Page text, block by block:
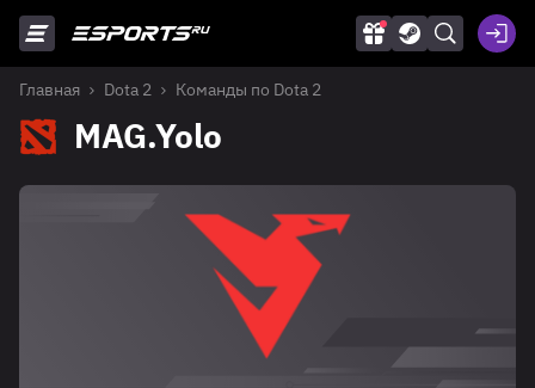
Главная Dota 2 Команды по Dota 2
MAG.Yolo